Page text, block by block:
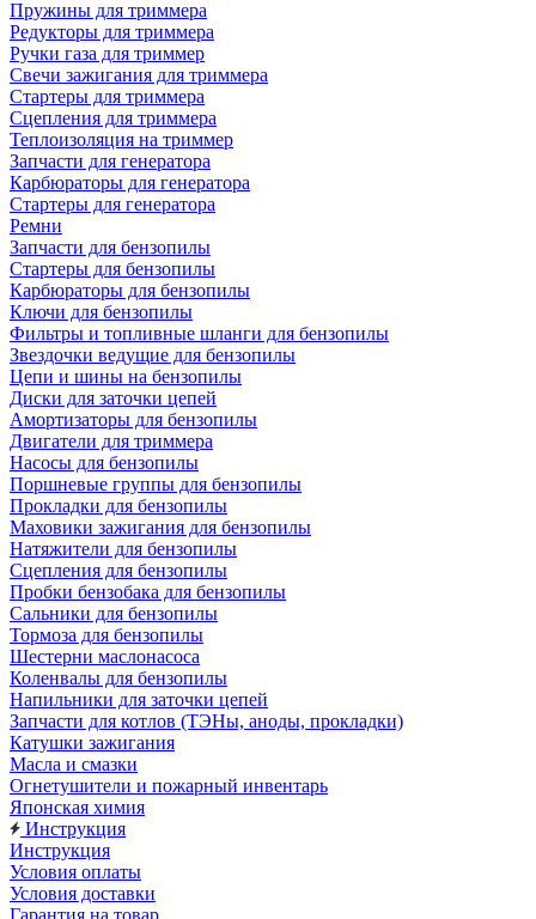
Пружины для триммера
Редукторы для триммера
Ручки газа для триммер
Свечи зажигания для триммера
Стартеры для триммера
Сцепления для триммера
Теплоизоляция на триммер
Запчасти для генератора
Карбюраторы для генератора
Стартеры для генератора
Ремни
Запчасти для бензопилы
Стартеры для бензопилы
Карбюраторы для бензопилы
Ключи для бензопилы
Фильтры и топливные шланги для бензопилы
Звездочки ведущие для бензопилы
Цепи и шины на бензопилы
Диски для заточки цепей
Амортизаторы для бензопилы
Двигатели для триммера
Насосы для бензопилы
Поршневые группы для бензопилы
Прокладки для бензопилы
Маховики зажигания для бензопилы
Натяжители для бензопилы
Сцепления для бензопилы
Пробки бензобака для бензопилы
Сальники для бензопилы
Тормоза для бензопилы
Шестерни маслонасоса
Коленвалы для бензопилы
Напильники для заточки цепей
Запчасти для котлов (ТЭНы, аноды, прокладки)
Катушки зажигания
Масла и смазки
Огнетушители и пожарный инвентарь
Японская химия
Инструкция
Инструкция
Условия оплаты
Условия доставки
Гарантия на товар